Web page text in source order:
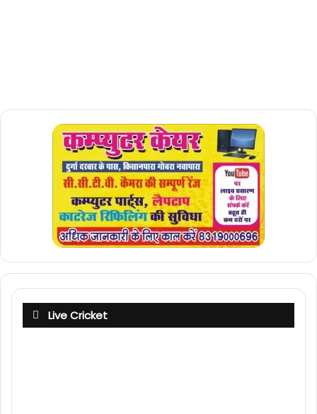
Live Cricket